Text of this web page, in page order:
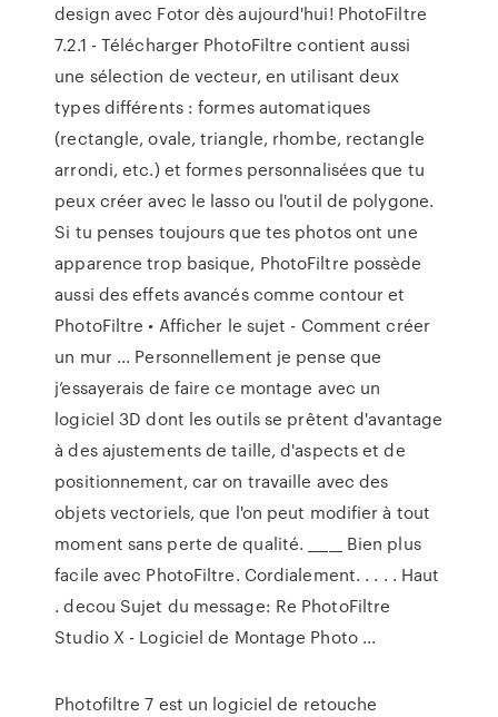
design avec Fotor dès aujourd'hui! PhotoFiltre
7.2.1 - Télécharger PhotoFiltre contient aussi
une sélection de vecteur, en utilisant deux
types différents : formes automatiques
(rectangle, ovale, triangle, rhombe, rectangle
arrondi, etc.) et formes personnalisées que tu
peux créer avec le lasso ou l'outil de polygone.
Si tu penses toujours que tes photos ont une
apparence trop basique, PhotoFiltre possède
aussi des effets avancés comme contour et
PhotoFiltre • Afficher le sujet - Comment créer
un mur ... Personnellement je pense que
j’essayerais de faire ce montage avec un
logiciel 3D dont les outils se prêtent d'avantage
à des ajustements de taille, d'aspects et de
positionnement, car on travaille avec des
objets vectoriels, que l'on peut modifier à tout
moment sans perte de qualité. _____ Bien plus
facile avec PhotoFiltre. Cordialement. . . . . Haut
. decou Sujet du message: Re PhotoFiltre
Studio X - Logiciel de Montage Photo ...
Photofiltre 7 est un logiciel de retouche